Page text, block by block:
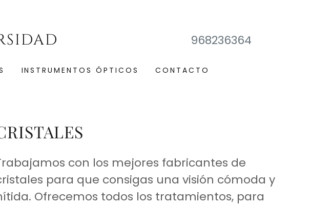
968236364
INSTRUMENTOS ÓPTICOS CONTACTO
con los mejores fabricantes de
para que consigas una visión cómoda y
Ofrecemos todos los tratamientos, para